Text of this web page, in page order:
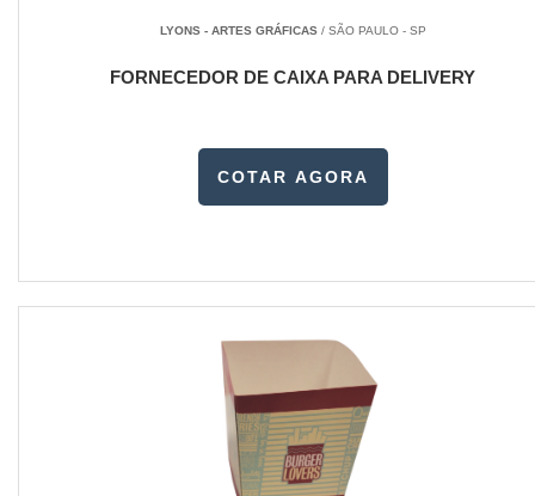
LYONS - ARTES GRÁFICAS/ SÃO PAULO - SP
FORNECEDOR DE CAIXA PARA DELIVERY
COTAR AGORA